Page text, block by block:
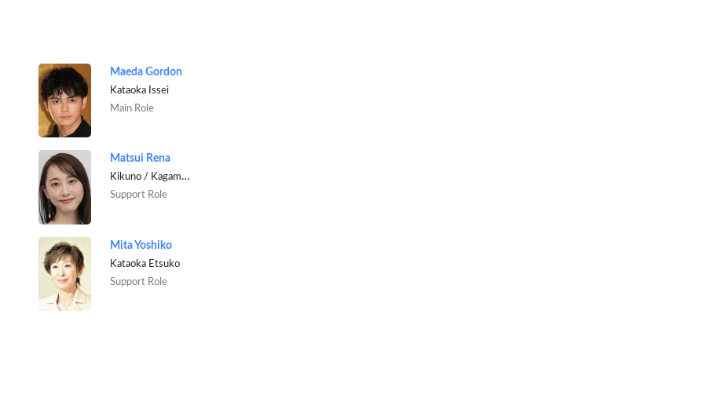
Maeda Gordon
Kataoka Issei
Main Role
Matsui Rena
Kikuno / Kagami Akira
Support Role
Mita Yoshiko
Kataoka Etsuko
Support Role